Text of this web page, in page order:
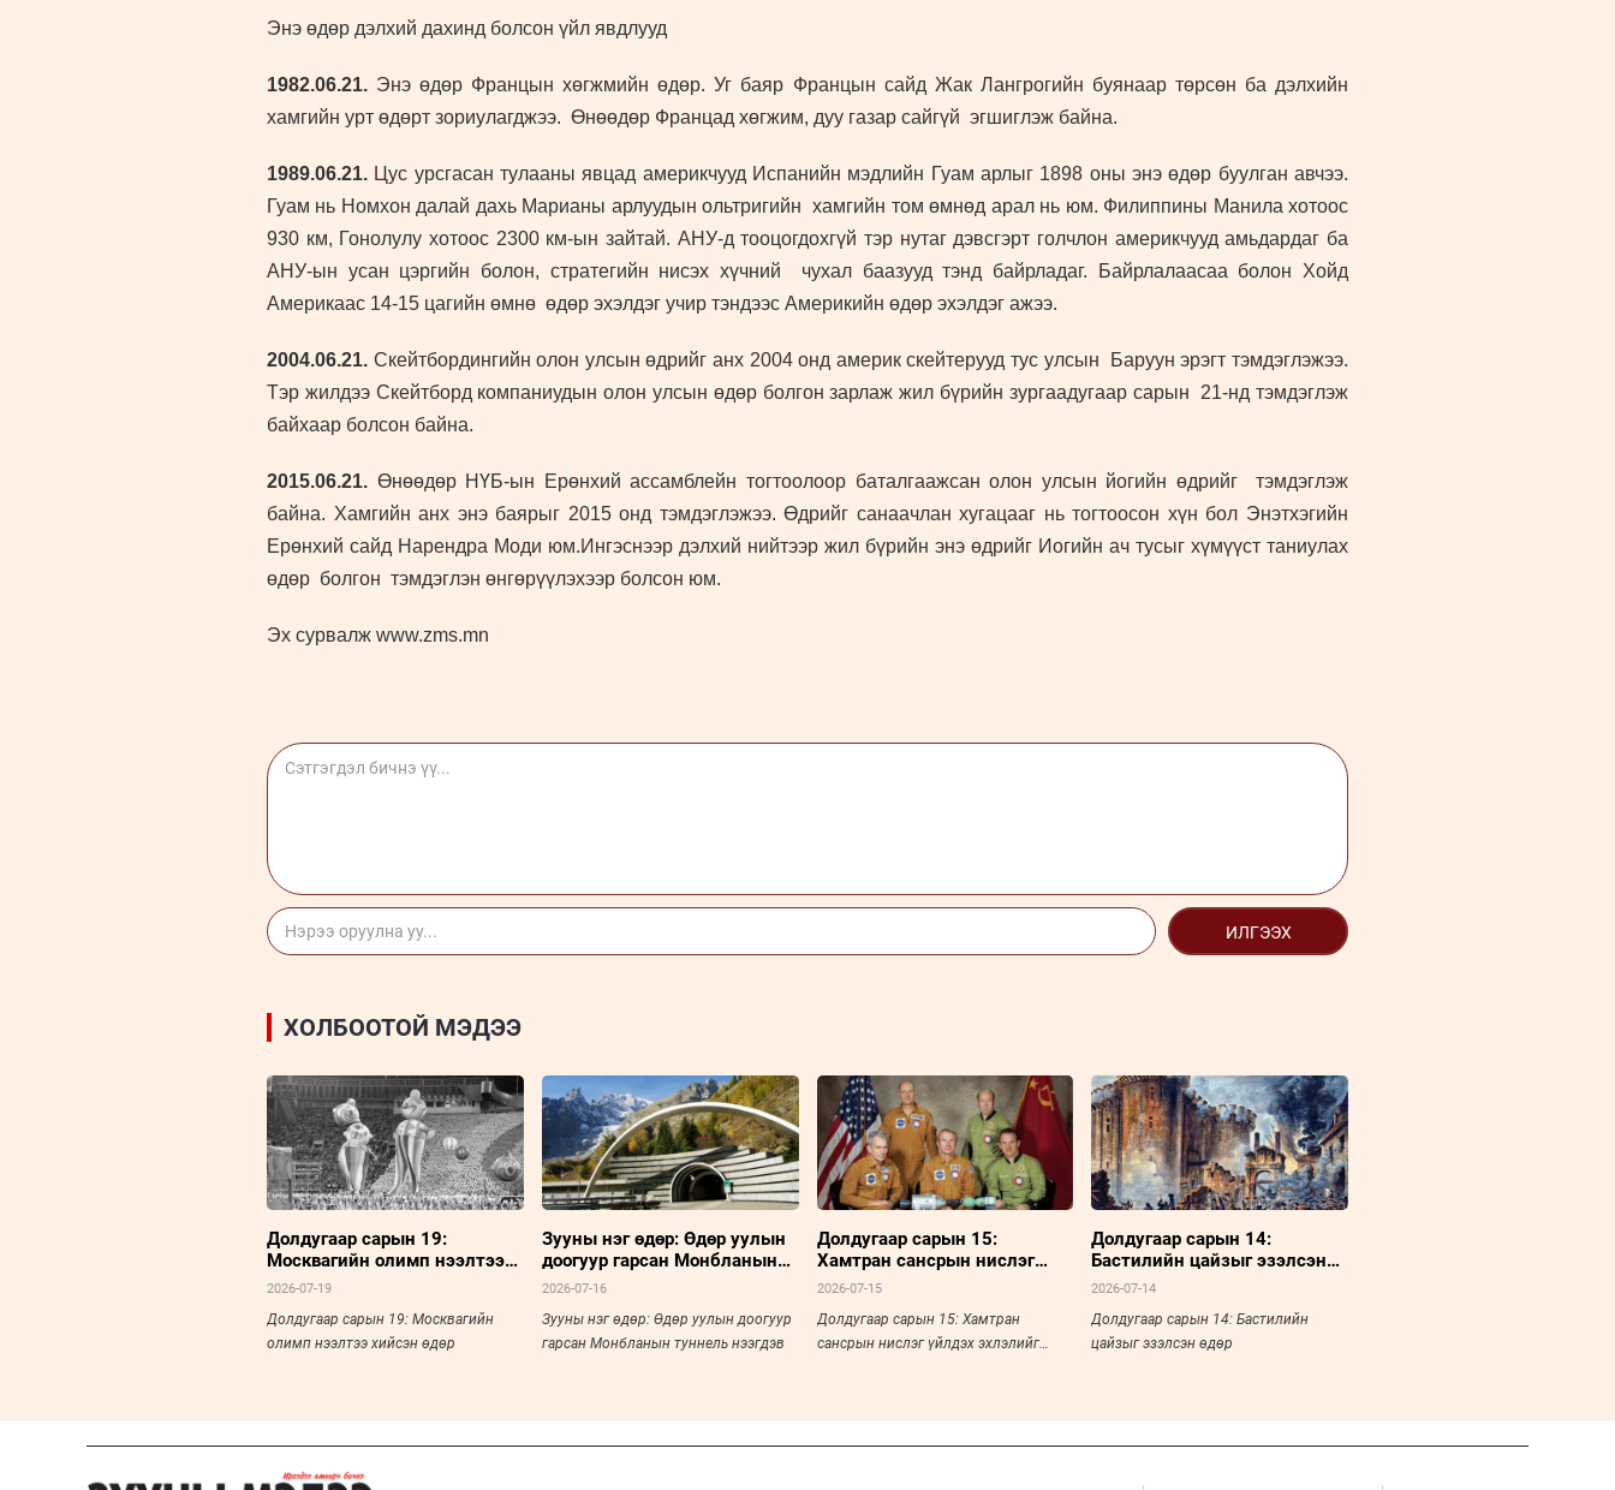
Энэ өдөр дэлхий дахинд болсон үйл явдлууд
1982.06.21. Энэ өдөр Францын хөгжмийн өдөр. Уг баяр Францын сайд Жак Лангрогийн буянаар төрсөн ба дэлхийн
хамгийн урт өдөрт зориулагджээ. Өнөөдөр Францад хөгжим, дуу газар сайгүй эгшиглэж байна.
1989.06.21. Цус урсгасан тулааны явцад америкчууд Испанийн мэдлийн Гуам арлыг 1898 оны энэ өдөр буулган авчээ.
Гуам нь Номхон далай дахь Марианы арлуудын ольтригийн хамгийн том өмнөд арал нь юм. Филиппины Манила хотоос
930 км, Гонолулу хотоос 2300 км-ын зайтай. АНУ-д тооцогдохгүй тэр нутаг дэвсгэрт голчлон америкчууд амьдардаг ба
АНУ-ын усан цэргийн болон, стратегийн нисэх хүчний чухал баазууд тэнд байрладаг. Байрлалаасаа болон Хойд
Америкаас 14-15 цагийн өмнө өдөр эхэлдэг учир тэндээс Америкийн өдөр эхэлдэг ажээ.
2004.06.21. Скейтбордингийн олон улсын өдрийг анх 2004 онд америк скейтерууд тус улсын Баруун эрэгт тэмдэглэжээ.
Тэр жилдээ Скейтборд компаниудын олон улсын өдөр болгон зарлаж жил бүрийн зургаадугаар сарын 21-нд тэмдэглэж
байхаар болсон байна.
2015.06.21. Өнөөдөр НҮБ-ын Ерөнхий ассамблейн тогтоолоор баталгаажсан олон улсын йогийн өдрийг тэмдэглэж
байна. Хамгийн анх энэ баярыг 2015 онд тэмдэглэжээ. Өдрийг санаачлан хугацааг нь тогтоосон хүн бол Энэтхэгийн
Ерөнхий сайд Нарендра Моди юм.Ингэснээр дэлхий нийтээр жил бүрийн энэ өдрийг Иогийн ач тусыг хүмүүст таниулах
өдөр болгон тэмдэглэн өнгөрүүлэхээр болсон юм.
Эх сурвалж www.zms.mn
ИЛГЭЭХ
ХОЛБООТОЙ МЭДЭЭ
Долдугаар сарын 19:
Москвагийн олимп нээлтээ
хийсэн өдөр
2026-07-19
Долдугаар сарын 19: Москвагийн
олимп нээлтээ хийсэн өдөр
Зууны нэг өдөр: Өдөр уулын
доогуур гарсан Монбланын
туннель нээгдэв
2026-07-16
Зууны нэг өдөр: Өдөр уулын доогуур
гарсан Монбланын туннель нээгдэв
Долдугаар сарын 15:
Хамтран сансрын нислэг
үйлдэх эхлэлийг тавьсан
2026-07-15
Долдугаар сарын 15: Хамтран
сансрын нислэг үйлдэх эхлэлийг
Долдугаар сарын 14:
Бастилийн цайзыг эзэлсэн
өдөр
2026-07-14
Долдугаар сарын 14: Бастилийн
цайзыг эзэлсэн өдөр